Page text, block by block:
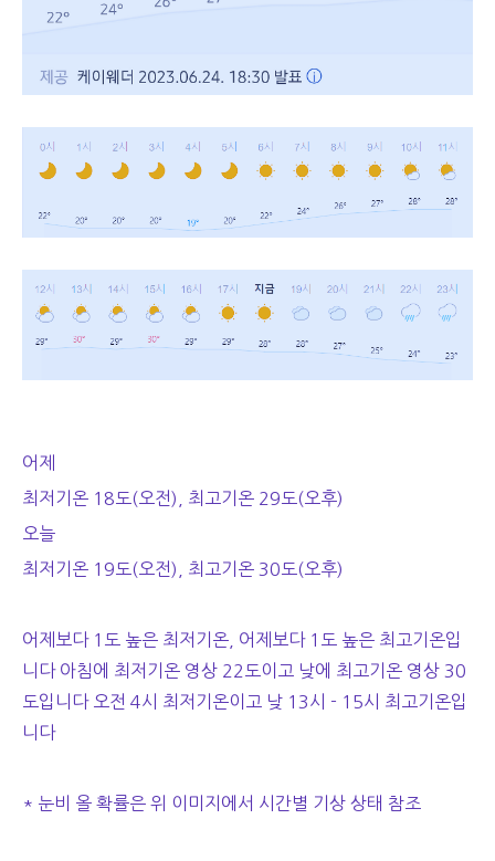
어제
최저기온 18도(오전), 최고기온 29도(오후)
오늘
최저기온 19도(오전), 최고기온 30도(오후)
어제보다 1도 높은 최저기온, 어제보다 1도 높은 최고기온입
니다 아침에 최저기온 영상 22도이고 낮에 최고기온 영상 30
도입니다 오전 4시 최저기온이고 낮 13시 - 15시 최고기온입
니다
* 눈비 올 확률은 위 이미지에서 시간별 기상 상태 참조